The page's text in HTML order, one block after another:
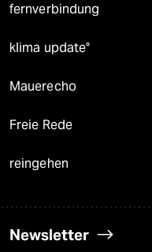
fernverbindung
klima update°
Mauerecho
Freie Rede
reingehen
Newsletter